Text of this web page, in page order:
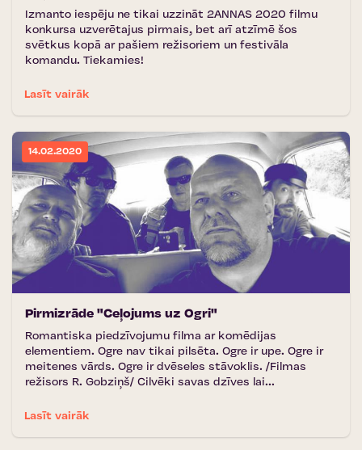
Izmanto iespēju ne tikai uzzināt 2ANNAS 2020 filmu
konkursa uzverētajus pirmais, bet arī atzīmē šos
svētkus kopā ar pašiem režisoriem un festivāla
komandu. Tiekamies!
Lasīt vairāk
14.02.2020
Pirmizrāde "Ceļojums uz Ogri"
Romantiska piedzīvojumu filma ar komēdijas
elementiem. Ogre nav tikai pilsēta. Ogre ir upe. Ogre ir
meitenes vārds. Ogre ir dvēseles stāvoklis. /Filmas
režisors R. Gobziņš/ Cilvēki savas dzīves lai...
Lasīt vairāk